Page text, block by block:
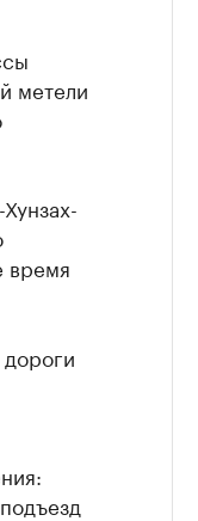
метели
время